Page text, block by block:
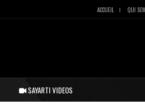
ACCUEIL QUI
SAYARTI VIDEOS